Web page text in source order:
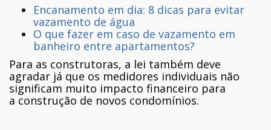
Encanamento em dia: 8 dicas para evitar
vazamento de água
O que fazer em caso de vazamento em
banheiro entre apartamentos?
Para as construtoras, a lei também deve
agradar já que os medidores individuais não
significam muito impacto financeiro para
a construção de novos condomínios.